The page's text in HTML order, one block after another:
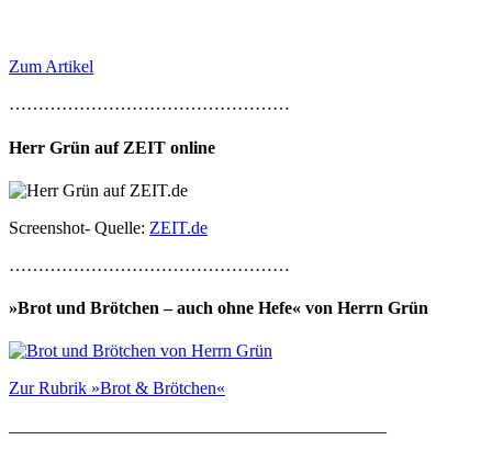
Zum Artikel
…………………………………………
Herr Grün auf ZEIT online
Screenshot- Quelle: ZEIT.de
…………………………………………
»Brot und Brötchen – auch ohne Hefe« von Herrn Grün
Zur Rubrik »Brot & Brötchen«